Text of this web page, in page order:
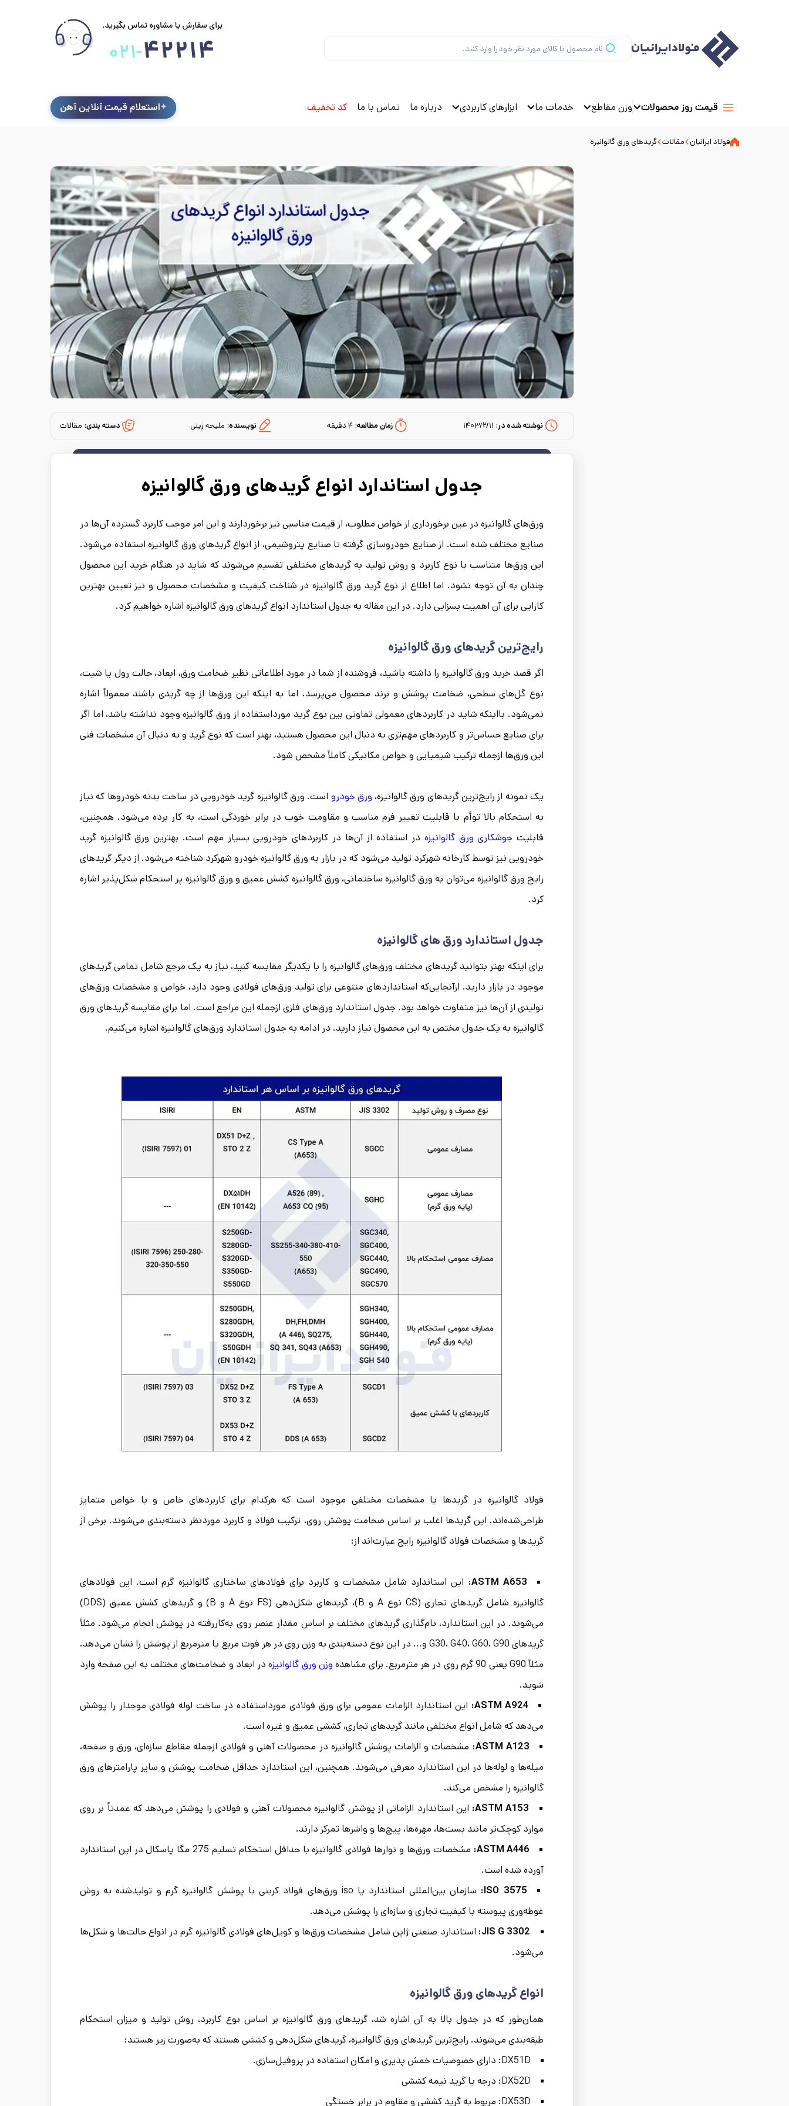
قیمت روز محصولات وزن مقاطع خدمات ما ابزارهای کاربردی درباره ما تماس با ما کد تخفیف استعلام قیمت آنلاین آهن
فولاد ایرانیان مقالات گریدهای ورق گالوانیزه
نوشته شده در: ۱۴۰۳/۲/۱۱ زمان مطالعه:‌ ۴دقیقه نویسنده: ملیحه زینی دسته بندی: مقالات
جدول استاندارد انواع گریدهای ورق گالوانیزه
ورق‌های گالوانیزه در عین برخورداری از خواص مطلوب، از قیمت مناسبی نیز برخوردارند و این امر موجب کاربرد گسترده آن‌ها در
صنایع مختلف شده است. از صنایع خودروسازی گرفته تا صنایع پتروشیمی، از انواع گریدهای ورق گالوانیزه استفاده می‌شود.
این ورق‌ها متناسب با نوع کاربرد و روش تولید به گریدهای مختلفی تقسیم می‌شوند که شاید در هنگام خرید این محصول
چندان به آن توجه نشود. اما اطلاع از نوع گرید ورق گالوانیزه در شناخت کیفیت و مشخصات محصول و نیز تعیین بهترین
کارایی برای آن اهمیت بسزایی دارد. در این مقاله به جدول استاندارد انواع گریدهای ورق گالوانیزه اشاره خواهیم کرد.
رایج‌ترین گریدهای ورق گالوانیزه
اگر قصد خرید ورق گالوانیزه را داشته باشید، فروشنده از شما در مورد اطلاعاتی نظیر ضخامت ورق، ابعاد، حالت رول یا شیت،
نوع گل‌های سطحی، ضخامت پوشش و برند محصول می‌پرسد. اما به اینکه این ورق‌ها از چه گریدی باشند معمولاً اشاره
نمی‌شود. بااینکه شاید در کاربردهای معمولی تفاوتی بین نوع گرید مورداستفاده از ورق گالوانیزه وجود نداشته باشد، اما اگر
برای صنایع حساس‌تر و کاربردهای مهم‌تری به دنبال این محصول هستید، بهتر است که نوع گرید و به دنبال آن مشخصات فنی
این ورق‌ها ازجمله ترکیب شیمیایی و خواص مکانیکی کاملاً مشخص شود.
یک نمونه از رایج‌ترین گریدهای ورق گالوانیزه، ورق خودرو است. ورق گالوانیزه گرید خودرویی در ساخت بدنه خودروها که نیاز
به استحکام بالا توأم با قابلیت تغییر فرم مناسب و مقاومت خوب در برابر خوردگی است، به کار برده می‌شود. همچنین،
قابلیت جوشکاری ورق گالوانیزه در استفاده از آن‌ها در کاربردهای خودرویی بسیار مهم است. بهترین ورق گالوانیزه گرید
خودرویی نیز توسط کارخانه شهرکرد تولید می‌شود که در بازار به ورق گالوانیزه خودرو شهرکرد شناخته می‌شود. از دیگر گریدهای
رایج ورق گالوانیزه می‌توان به ورق گالوانیزه ساختمانی، ورق گالوانیزه کشش عمیق و ورق گالوانیزه پر استحکام شکل‌پذیر اشاره
کرد.
جدول استاندارد ورق های گالوانیزه
برای اینکه بهتر بتوانید گریدهای مختلف ورق‌های گالوانیزه را با یکدیگر مقایسه کنید، نیاز به یک مرجع شامل تمامی گریدهای
موجود در بازار دارید. ازآنجایی‌که استانداردهای متنوعی برای تولید ورق‌های فولادی وجود دارد، خواص و مشخصات ورق‌های
تولیدی از آن‌ها نیز متفاوت خواهد بود. جدول استاندارد ورق‌های فلزی ازجمله این مراجع است. اما برای مقایسه گریدهای ورق
گالوانیزه به یک جدول مختص به این محصول نیاز دارید. در ادامه به جدول استاندارد ورق‌های گالوانیزه اشاره می‌کنیم.
فولاد گالوانیزه در گریدها یا مشخصات مختلفی موجود است که هرکدام برای کاربردهای خاص و با خواص متمایز
طراحی‌شده‌اند. این گریدها اغلب بر اساس ضخامت پوشش روی، ترکیب فولاد و کاربرد موردنظر دسته‌بندی می‌شوند. برخی از
گریدها و مشخصات فولاد گالوانیزه رایج عبارت‌اند از:
ASTM A653:
این استاندارد شامل مشخصات و کاربرد برای فولادهای ساختاری گالوانیزه گرم است. این فولادهای
گالوانیزه شامل گریدهای تجاری (CS نوع A و B)، گریدهای شکل‌دهی (FS نوع A و B) و گریدهای کشش عمیق (DDS)
می‌شوند. در این استاندارد، نام‌گذاری گریدهای مختلف بر اساس مقدار عنصر روی به‌کاررفته در پوشش انجام می‌شود. مثلاً
گریدهای G30، G40، G60، G90 و... در این نوع دسته‌بندی به وزن روی در هر فوت مربع یا مترمربع از پوشش را نشان می‌دهد.
مثلاً G90 یعنی 90 گرم روی در هر مترمربع. برای مشاهده
وزن ورق گالوانیزهدر ابعاد و ضخامت‌های مختلف به این صفحه وارد
شوید.
ASTM A924: این استاندارد الزامات عمومی برای ورق فولادی مورداستفاده در ساخت لوله فولادی موجدار را پوشش
می‌دهد که شامل انواع مختلفی مانند گریدهای تجاری، کششی عمیق و غیره است.
ASTM A123: مشخصات و الزامات پوشش گالوانیزه در محصولات آهنی و فولادی ازجمله مقاطع سازه‌ای، ورق و صفحه،
میله‌ها و لوله‌ها در این استاندارد معرفی می‌شوند. همچنین، این استاندارد حداقل ضخامت پوشش و سایر پارامترهای ورق
گالوانیزه را مشخص می‌کند.
ASTM A153: این استاندارد الزاماتی از پوشش گالوانیزه محصولات آهنی و فولادی را پوشش می‌دهد که عمدتاً بر روی
موارد کوچک‌تر مانند بست‌ها، مهره‌ها، پیچ‌ها و واشرها تمرکز دارند.
ASTM A446:
مشخصات ورق‌ها و نوارها فولادی گالوانیزه با حداقل استحکام تسلیم 275 مگا پاسکال در این استاندارد
آورده شده است.
ISO 3575:
سازمان بین‌المللی استاندارد یا iso ورق‌های فولاد کربنی با پوشش گالوانیزه گرم و تولیدشده به روش
غوطه‌وری پیوسته با کیفیت تجاری و سازه‌ای را پوشش می‌دهد.
JIS G 3302: استاندارد صنعتی ژاپن شامل مشخصات ورق‌ها و کویل‌های فولادی گالوانیزه گرم در انواع حالت‌ها و شکل‌ها
می‌شود.
انواع گریدهای ورق گالوانیزه
همان‌طور که در جدول بالا به آن اشاره شد، گریدهای ورق گالوانیزه بر اساس نوع کاربرد، روش تولید و میزان استحکام
طبقه‌بندی می‌شوند. رایج‌ترین گریدهای ورق گالوانیزه، گریدهای شکل‌دهی و کششی هستند که به‌صورت زیر هستند:
DX51D: دارای خصوصیات خمش پذیری و امکان استفاده در پروفیل‌سازی.
DX52D: درجه یا گرید نیمه ‌کششی
DX53D: مربوط به گرید کششی و مقاوم در برابر خستگی